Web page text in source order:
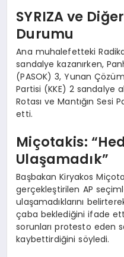
SYRIZA ve
Durumu
Ana muhalefetteki
sandalye kazanırken,
(PASOK) 3, Yunan
Partisi (KKE) 2 sandalye
Rotası ve Mantığın Sesi
etti.
Miçotakis:
Ulaşamadık”
Başbakan Kiryakos
gerçekleştirilen AP
ulaşamadıklarını
çaba beklediğini ifade
sorunları protesto eden
kaybettirdiğini söyledi.